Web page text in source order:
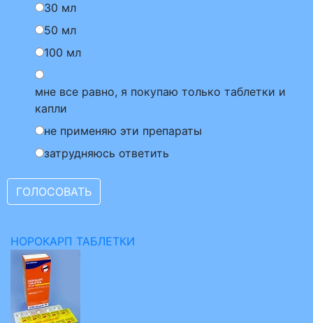
30 мл
50 мл
100 мл
мне все равно, я покупаю только таблетки и
капли
не применяю эти препараты
затрудняюсь ответить
НОРОКАРП ТАБЛЕТКИ